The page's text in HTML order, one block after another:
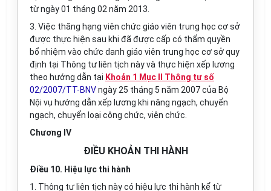
từ ngày 01 tháng 02 năm 2013.
3. Việc thăng hạng viên chức giáo viên trung học cơ sở
được thực hiện sau khi đã được cấp có thẩm quyền
bổ nhiệm vào chức danh giáo viên trung học cơ sở quy
định tại Thông tư liên tịch này và thực hiện xếp lương
theo hướng dẫn tại Khoản 1 Mục II Thông tư số
02/2007/TT-BNVngày 25 tháng 5 năm 2007 của Bộ
Nội vụ hướng dẫn xếp lương khi nâng ngạch, chuyển
ngạch, chuyển loại công chức, viên chức.
Chương IV
ĐIỀU KHOẢN THI HÀNH
Điều 10. Hiệu lực thi hành
1. Thông tư liên tịch này có hiệu lực thi hành kể từ